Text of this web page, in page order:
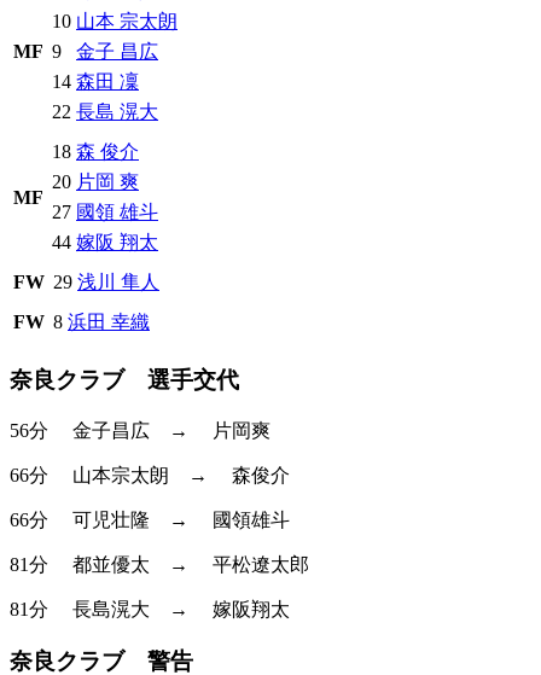
MF
10 山本 宗太朗
9
金子 昌広
14 森田 凜
22 長島 滉大
MF
18 森 俊介
20 片岡 爽
27 國領 雄斗
44 嫁阪 翔太
FW 29 浅川 隼人
FW 8 浜田 幸織
奈良クラブ 選手交代
56分 金子昌広 → 片岡爽
66分 山本宗太朗 → 森俊介
66分 可児壮隆 → 國領雄斗
81分 都並優太 → 平松遼太郎
81分 長島滉大 → 嫁阪翔太
奈良クラブ 警告